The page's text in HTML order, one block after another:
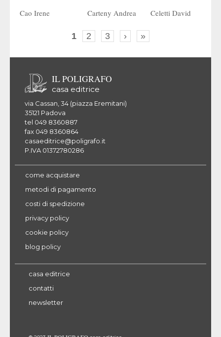
Cao Irene Carteny Andrea Celetti David
1 2 3 › »
IL POLIGRAFO
casa editrice
via Cassan, 34 (piazza Eremitani)
35121 Padova
tel 049 8360887
fax 049 8360864
casaeditrice@poligrafo.it
P.IVA 01372780286
come acquistare
metodi di pagamento
costi di spedizione
privacy policy
cookie policy
blog policy
casa editrice
contatti
newsletter